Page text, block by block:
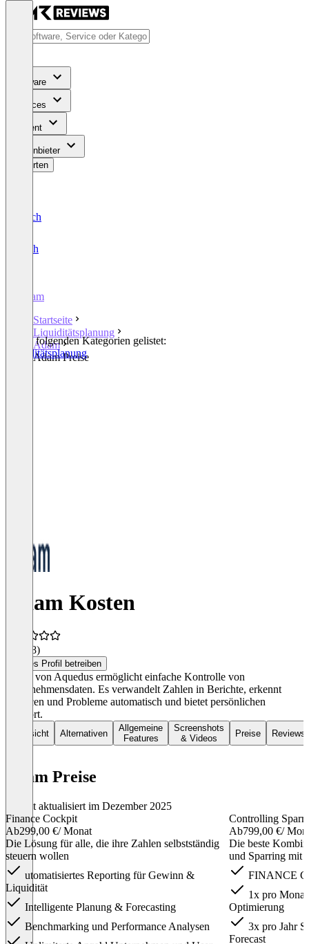
Software
Services
Content
Für Anbieter
Bewerten
Deutsch
English
Adam
Startseite
Liquiditätsplanung
Adam
Adam Preise
In den folgenden Kategorien gelistet:
Liquiditätsplanung
Adam Kosten
(28)
Dieses Profil betreiben
Adam von Aquedus ermöglicht einfache Kontrolle von
Unternehmensdaten. Es verwandelt Zahlen in Berichte, erkennt
Chancen und Probleme automatisch und bietet persönlichen
Support.
Übersicht Alternativen
Allgemeine
Features
Screenshots
& Videos
Preise Reviews
Adam Preise
Zuletzt aktualisiert im Dezember 2025
Finance Cockpit
Ab299,00 €/ Monat
Die Lösung für alle, die ihre Zahlen selbstständig
steuern wollen
utomatisiertes Reporting für Gewinn &
Liquidität
Intelligente Planung & Forecasting
Benchmarking und Performance Analysen
Controlling
Ab799,00 €/
Die beste
und Sparring mit
FINANCE
1x pro
Optimierung
3x pro Jahr
Forecast